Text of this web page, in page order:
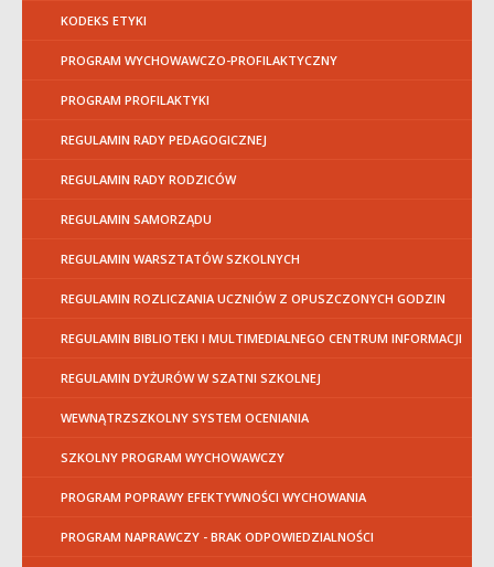
KODEKS ETYKI
PROGRAM WYCHOWAWCZO-PROFILAKTYCZNY
PROGRAM PROFILAKTYKI
REGULAMIN RADY PEDAGOGICZNEJ
REGULAMIN RADY RODZICÓW
REGULAMIN SAMORZĄDU
REGULAMIN WARSZTATÓW SZKOLNYCH
REGULAMIN ROZLICZANIA UCZNIÓW Z OPUSZCZONYCH GODZIN
REGULAMIN BIBLIOTEKI I MULTIMEDIALNEGO CENTRUM INFORMACJI
REGULAMIN DYŻURÓW W SZATNI SZKOLNEJ
WEWNĄTRZSZKOLNY SYSTEM OCENIANIA
SZKOLNY PROGRAM WYCHOWAWCZY
PROGRAM POPRAWY EFEKTYWNOŚCI WYCHOWANIA
PROGRAM NAPRAWCZY - BRAK ODPOWIEDZIALNOŚCI